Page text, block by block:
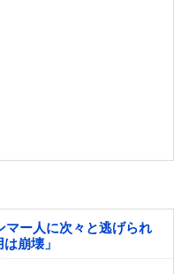
マー人に次々と逃げられ
崩壊」